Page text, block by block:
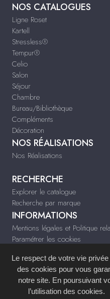
NOS CATALOGUES
Ligne Roset
Kartell
Stressless®
Tempur®
Celio
Salon
Séjour
Chambre
Bureau/Bibliothèque
Compléments
Décoration
NOS RÉALISATIONS
Nos Réalisations
RECHERCHE
Explorer le catalogue
Recherche par marque
INFORMATIONS
Mentions légales et Politique
Paramétrer les cookies
tiffany-deco.fr
Site réalisé avec leSystème de
développé en France
Le respect de votre vie
des cookies pour vous
notre site. En poursuivant
l’utilisation des cookies.